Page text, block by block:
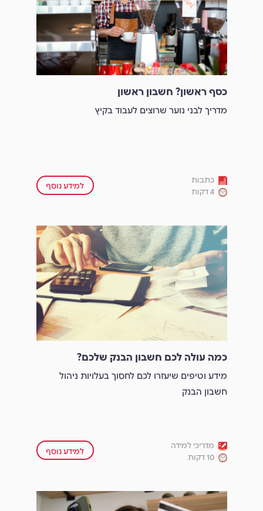
כסף ראשון? חשבון ראשון
מדריך לבני נוער שרוצים לעבוד בקיץ
כתבות
4 דקות
למידע נוסף
כמה עולה לכם חשבון הבנק שלכם?
מידע וטיפים שיעזרו לכם לחסוך בעלויות ניהול
חשבון הבנק
מדריכי למידה
10 דקות
למידע נוסף